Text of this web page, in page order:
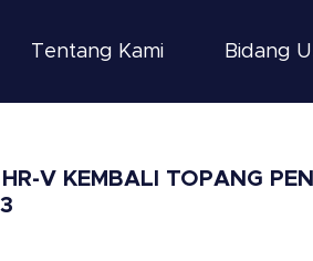
Tentang Kami Bidang
V KEMBALI TOPANG